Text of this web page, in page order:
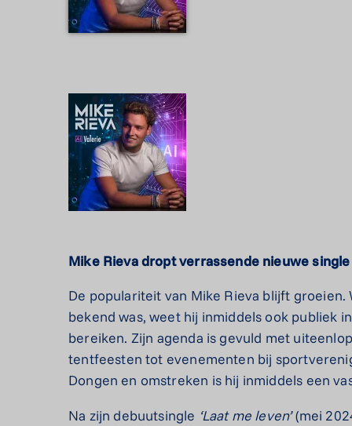
Mike Rieva dropt verrassende nieuwe
De populariteit van Mike Rieva blijft
bekend was, weet hij inmiddels ook publiek
bereiken. Zijn agenda is gevuld met
tentfeesten tot evenementen bij
Dongen en omstreken is hij inmiddels een
Na zijn debuutsingle ‘Laat me leven’(mei